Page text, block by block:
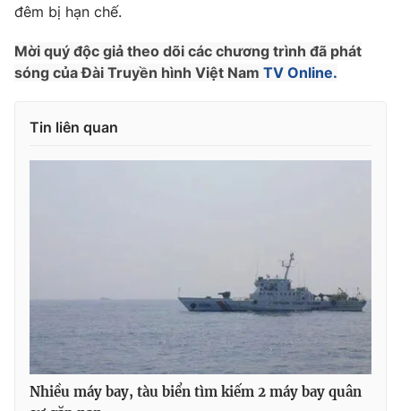
Tấm lòng Việt
VTV4 Vươn mình bằng AI
VTV8
Liên hệ tòa soạn English
đêm bị hạn chế.
Mời quý độc giả theo dõi các chương trình đã phát
sóng của Đài Truyền hình Việt Nam TV Online.
Tin liên quan
Nhiều máy bay, tàu biển tìm kiếm 2 máy bay quân